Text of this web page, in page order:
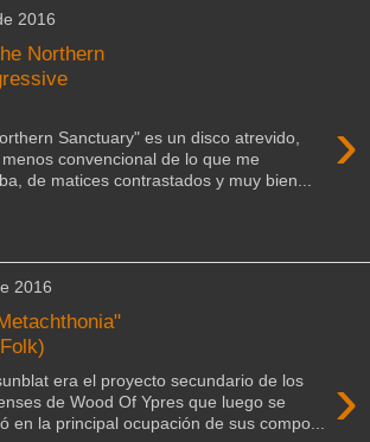
2016
Northern
›
Sanctuary" es un disco atrevido,
convencional de lo que me
de matices contrastados y muy bien...
2016
›
era el proyecto secundario de los
de Wood Of Ypres que luego se
en la principal ocupación de sus compo...